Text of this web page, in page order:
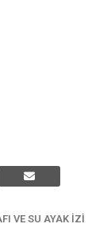
VE SU AYAK IZI